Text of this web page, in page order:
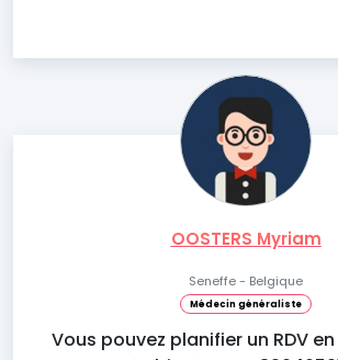
OOSTERS Myriam
Seneffe - Belgique
Médecin généraliste
Vous pouvez planifier un RDV